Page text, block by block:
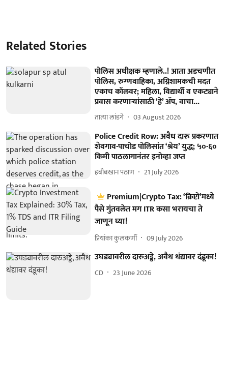
Related Stories
पोलिस अधीक्षक म्हणाले..! आता अडचणीत
पोलिस, रुग्णवाहिका, अग्निशामकची मदत
एकाच कॉलवर; महिला, विद्यार्थी व एकट्याने
प्रवास करणाऱ्यांसाठी ‘हे’ ॲप, वाचा...
तात्या लांडगे 03 August 2026
Police Credit Row: अवैध दारू प्रकरणात
शेवगाव-पाचोड पोलिसांत ‘श्रेय’ युद्ध; ५०-६०
किमी पाठलागानंतर इनोव्हा जप्त
हबीबखान पठाण 21 July 2026
Premium|Crypto Tax: ‘क्रिप्टो’मध्ये
पैसे गुंतवलेत मग ITR कसा भरायचा ते
जाणून घ्या!
प्रियांका कुलकर्णी 09 July 2026
उघड्यावरील दारुअड्डे, अवैध धंद्यावर दंडूका!
CD 23 June 2026